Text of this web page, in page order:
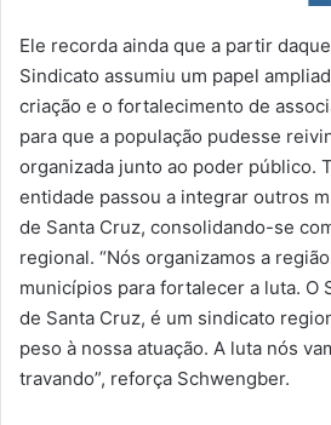
Ele recorda ainda que a partir
Sindicato assumiu um papel
criação e o fortalecimento de
para que a população pudesse
organizada junto ao poder público.
entidade passou a integrar outros
de Santa Cruz, consolidando-se
regional. “Nós organizamos a
municípios para fortalecer a luta. O
de Santa Cruz, é um sindicato
peso à nossa atuação. A luta nós
travando”, reforça Schwengber.